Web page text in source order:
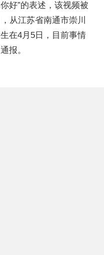
好”的表述，该视频被
从江苏省南通市崇川
在4月5日，目前事情
报。